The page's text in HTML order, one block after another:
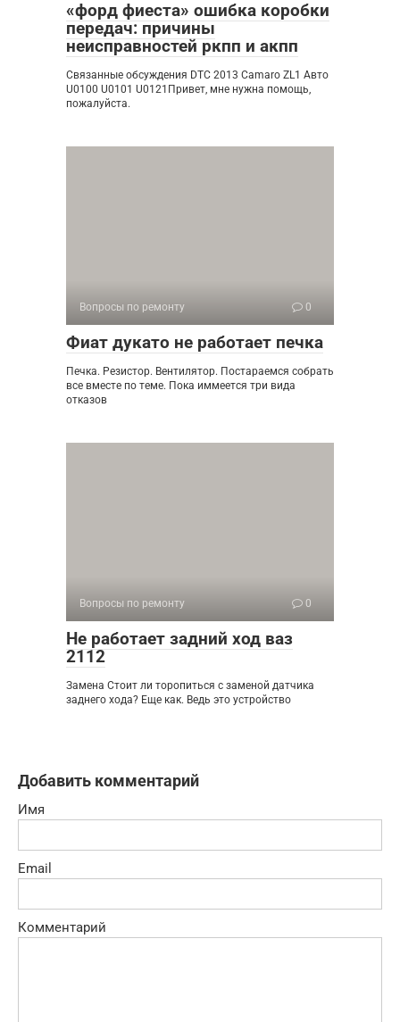
«форд фиеста» ошибка коробки
передач: причины
неисправностей ркпп и акпп
Связанные обсуждения DTC 2013 Camaro ZL1 Авто
U0100 U0101 U0121Привет, мне нужна помощь,
пожалуйста.
Вопросы по ремонту 0
Фиат дукато не работает печка
Печка. Резистор. Вентилятор. Постараемся собрать
все вместе по теме. Пока иммеется три вида
отказов
Вопросы по ремонту 0
Не работает задний ход ваз
2112
Замена Стоит ли торопиться с заменой датчика
заднего хода? Еще как. Ведь это устройство
Добавить комментарий
Имя
Email
Комментарий